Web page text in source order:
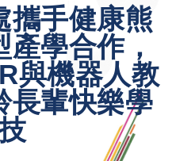
攜手健康熊
學合作，
與機器人教
輩快樂學